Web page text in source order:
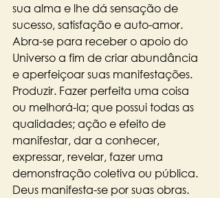
sua alma e lhe dá sensação de
sucesso, satisfação e auto-amor.
Abra-se para receber o apoio do
Universo a fim de criar abundância
e aperfeiçoar suas manifestações.
Produzir. Fazer perfeita uma coisa
ou melhorá-la; que possui todas as
qualidades; ação e efeito de
manifestar, dar a conhecer,
expressar, revelar, fazer uma
demonstração coletiva ou pública.
Deus manifesta-se por suas obras.